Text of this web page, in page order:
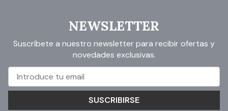
NEWSLETTER
Suscríbete a nuestro newsletter para recibir ofertas y
novedades exclusivas.
SUSCRIBIRSE